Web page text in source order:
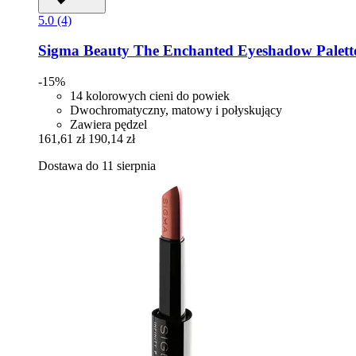
5.0 (4)
Sigma Beauty The Enchanted Eyeshadow
-15%
14 kolorowych cieni do powiek
Dwochromatyczny, matowy i połyskujący
Zawiera pędzel
161,61 zł 190,14 zł
Dostawa do 11 sierpnia